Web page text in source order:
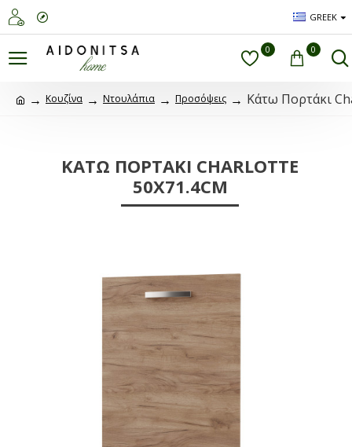
GREEK
0 0
Κουζίνα Ντουλάπια Προσόψεις Κάτω Πορτάκι
ΚΆΤΩ ΠΟΡΤΆΚΙ CHARLOTTE
50X71.4CM